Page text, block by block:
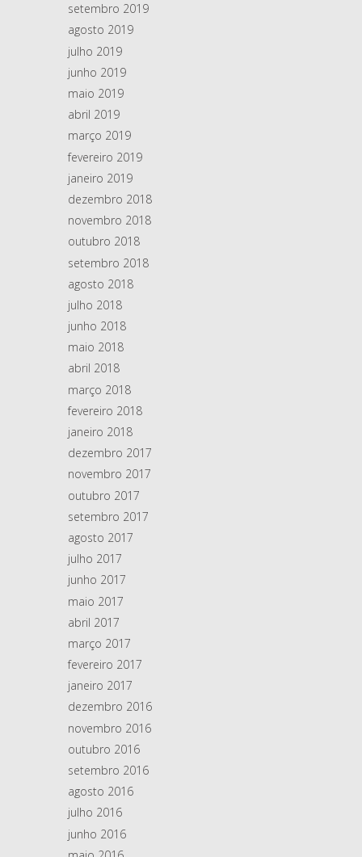
setembro 2019
agosto 2019
julho 2019
junho 2019
maio 2019
abril 2019
março 2019
fevereiro 2019
janeiro 2019
dezembro 2018
novembro 2018
outubro 2018
setembro 2018
agosto 2018
julho 2018
junho 2018
maio 2018
abril 2018
março 2018
fevereiro 2018
janeiro 2018
dezembro 2017
novembro 2017
outubro 2017
setembro 2017
agosto 2017
julho 2017
junho 2017
maio 2017
abril 2017
março 2017
fevereiro 2017
janeiro 2017
dezembro 2016
novembro 2016
outubro 2016
setembro 2016
agosto 2016
julho 2016
junho 2016